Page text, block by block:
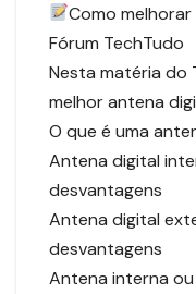
Como
Fórum TechTudo
Nesta matéria do
melhor antena
O que é uma
Antena digital
desvantagens
Antena digital
desvantagens
Antena interna